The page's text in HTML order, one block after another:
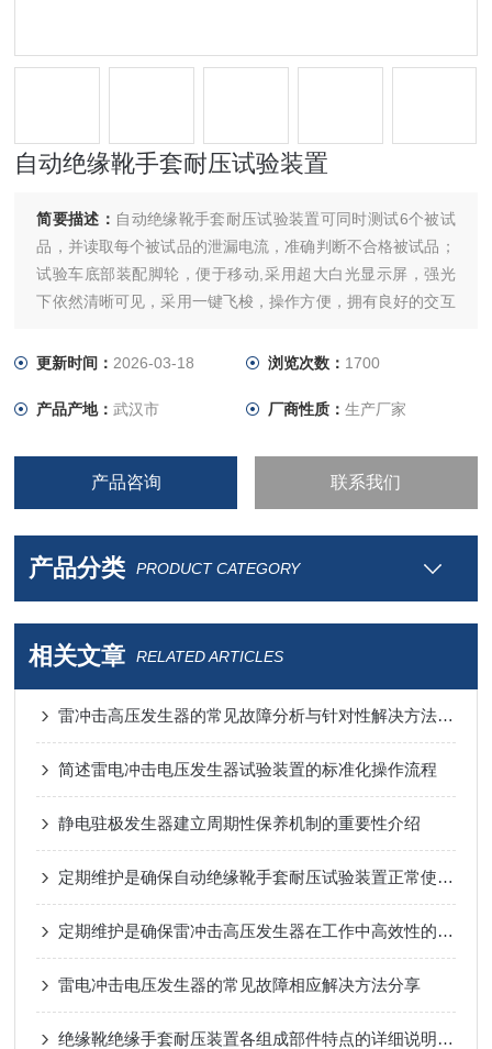
自动绝缘靴手套耐压试验装置
简要描述： 自动绝缘靴手套耐压试验装置可同时测试6个被试
品，并读取每个被试品的泄漏电流，准确判断不合格被试品；
试验车底部装配脚轮，便于移动,采用超大白光显示屏，强光
下依然清晰可见，采用一键飞梭，操作方便，拥有良好的交互
更新时间： 2026-03-18 浏览次数： 1700
产品产地：武汉市 厂商性质： 生产厂家
产品咨询 联系我们
产品分类 PRODUCT CATEGORY
相关文章 RELATED ARTICLES
雷冲击高压发生器的常见故障分析与针对性解决方法分享
简述雷电冲击电压发生器试验装置的标准化操作流程
静电驻极发生器建立周期性保养机制的重要性介绍
定期维护是确保自动绝缘靴手套耐压试验装置正常使用的关键
定期维护是确保雷冲击高压发生器在工作中高效性的关键
雷电冲击电压发生器的常见故障相应解决方法分享
绝缘靴绝缘手套耐压装置各组成部件特点的详细说明分享